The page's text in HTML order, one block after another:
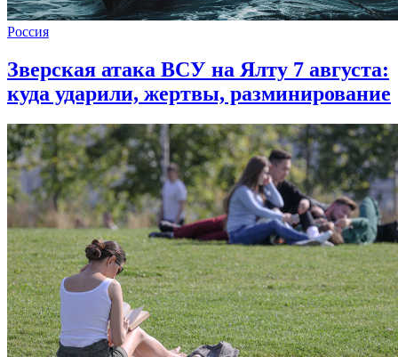
Россия
Зверская атака ВСУ на Ялту 7 августа:
куда ударили, жертвы, разминирование